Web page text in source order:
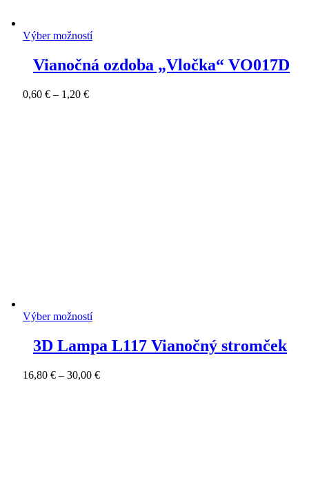
Výber možností
Vianočná ozdoba „Vločka“ VO017D
0,60 € – 1,20 €Price
Výber možností
3D Lampa L117 Vianočný stromček
16,80 € – 30,00 €Price